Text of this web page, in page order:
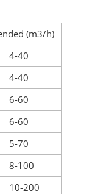
(m3/h)
4-40
4-40
6-60
6-60
5-70
8-100
10-200